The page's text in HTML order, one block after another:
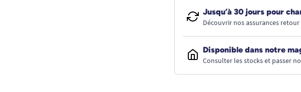
Jusqu’à 30 jours pour
Découvrir nos assurances retour
Disponible dans notre
Consulter les stocks et passer